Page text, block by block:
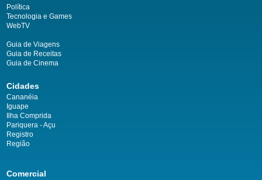
Política
Tecnologia e Games
WebTV
Guia de Viagens
Guia de Receitas
Guia de Cinema
Cidades
Cananéia
Iguape
Ilha Comprida
Pariquera - Açu
Registro
Região
Comercial